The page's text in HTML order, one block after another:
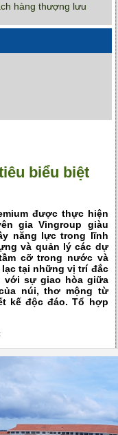
hàng thượng lưu
biểu biệt
được thực hiện
gia Vingroup giàu
năng lực trong lĩnh
và quản lý các dự
cỡ trong nước và
tại những vị trí đắc
sự giao hòa giữa
núi, thơ mộng từ
kế độc đáo. Tổ hợp